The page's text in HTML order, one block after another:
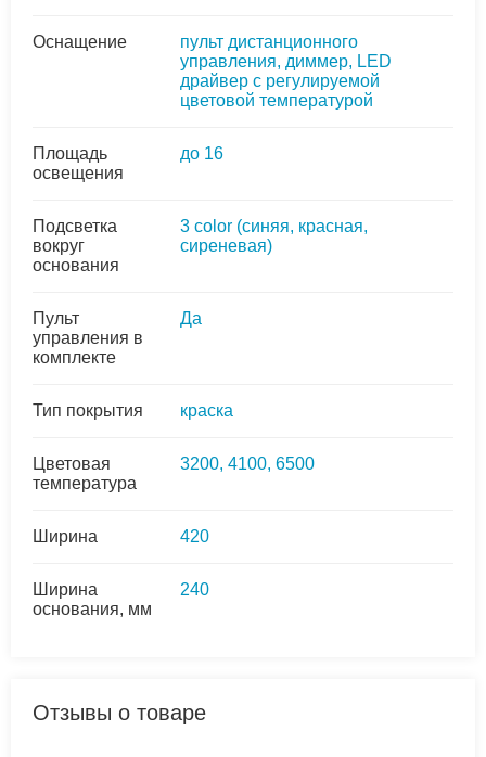
Оснащение
пульт дистанционного
управления, диммер, LED
драйвер с регулируемой
цветовой температурой
Площадь
освещения
до 16
Подсветка
вокруг
основания
3 colоr (синяя, красная,
сиреневая)
Пульт
управления в
комплекте
Да
Тип покрытия краска
Цветовая
температура
3200, 4100, 6500
Ширина 420
Ширина
основания, мм
240
Отзывы о товаре